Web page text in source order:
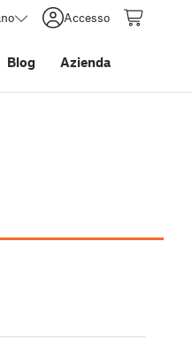
Accesso
Blog Azienda